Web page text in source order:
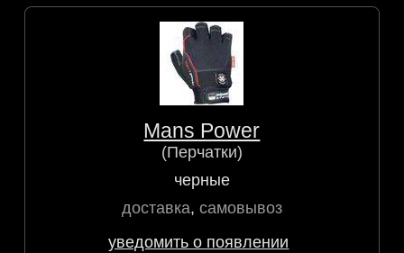
Mans Power
(Перчатки)
черные
доставка, самовывоз
уведомить о появлении